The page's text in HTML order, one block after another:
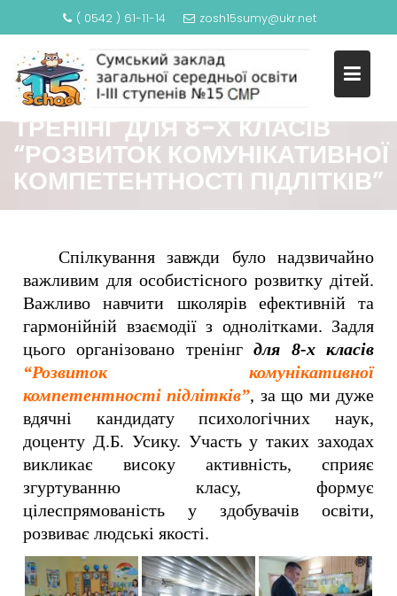
( 0542 ) 61-11-14 zosh15sumy@ukr.net
ТРЕНІНГ ДЛЯ 8-Х КЛАСІВ
“РОЗВИТОК КОМУНІКАТИВНОЇ
КОМПЕТЕНТНОСТІ ПІДЛІТКІВ”
Спілкування завжди було надзвичайно
важливим для особистісного розвитку дітей.
Важливо навчити школярів ефективній та
гармонійній взаємодії з однолітками. Задля
цього організовано тренінгдля 8-х класів
“Розвиток комунікативної
компетентності підлітків”, за що ми дуже
вдячні кандидату психологічних наук,
доценту Д.Б. Усику. Участь у таких заходах
викликає високу активність, сприяє
згуртуванню класу, формує
цілеспрямованість у здобувачів освіти,
розвиває людські якості.